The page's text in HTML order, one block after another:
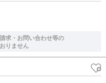
求・お問い合わせ等の
りません